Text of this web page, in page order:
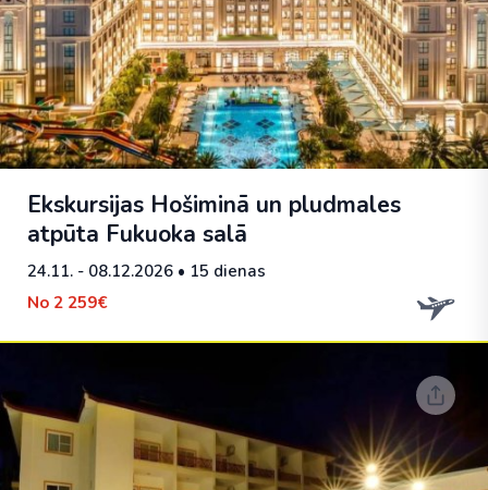
Ekskursijas Hošiminā un pludmales
atpūta Fukuoka salā
24.11. - 08.12.2026 • 15 dienas
No 2 259€